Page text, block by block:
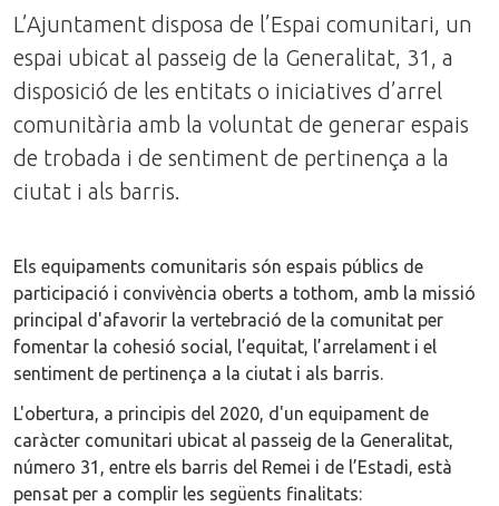
L’Ajuntament disposa de l’Espai comunitari, un
espai ubicat al passeig de la Generalitat, 31, a
disposició de les entitats o iniciatives d’arrel
comunitària amb la voluntat de generar espais
de trobada i de sentiment de pertinença a la
ciutat i als barris.
Els equipaments comunitaris són espais públics de
participació i convivència oberts a tothom, amb la missió
principal d'afavorir la vertebració de la comunitat per
fomentar la cohesió social, l’equitat, l’arrelament i el
sentiment de pertinença a la ciutat i als barris.
L'obertura, a principis del 2020, d'un equipament de
caràcter comunitari ubicat al passeig de la Generalitat,
número 31, entre els barris del Remei i de l’Estadi, està
pensat per a complir les següents finalitats: